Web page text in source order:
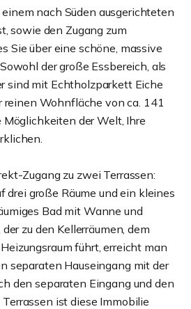
nach Süden ausgerichteten
sowie den Zugang zum
Sie über eine schöne, massive
der große Essbereich, als
sind mit Echtholzparkett Eiche
reinen Wohnfläche von ca. 141
der Welt, Ihre
Zugang zu zwei Terrassen:
drei große Räume und ein kleines
Bad mit Wanne und
zu den Kellerräumen, dem
führt, erreicht man
separaten Hauseingang mit der
den separaten Eingang und den
ist diese Immobilie